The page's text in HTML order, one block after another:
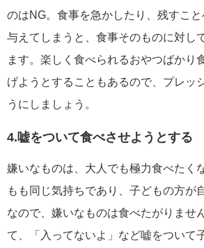
のはNG。食事を急かしたり、残すこ
与えてしまうと、食事そのものに対し
ます。楽しく食べられるおやつばかり
げようとすることもあるので、プレッ
うにしましょう。
4.嘘をついて食べさせようとする
嫌いなものは、大人でも極力食べたく
もも同じ気持ちであり、子どもの方が
なので、嫌いなものは食べたがりませ
て、「入ってないよ」など嘘をついて